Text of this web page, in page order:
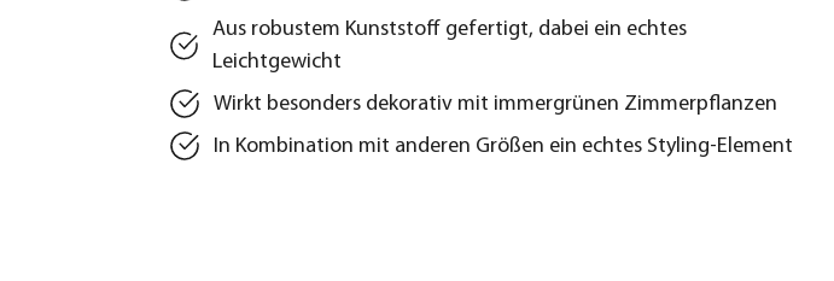
Aus robustem Kunststoff gefertigt, dabei ein echtes
Leichtgewicht
Wirkt besonders dekorativ mit immergrünen Zimmerpflanzen
In Kombination mit anderen Größen ein echtes Styling-Element